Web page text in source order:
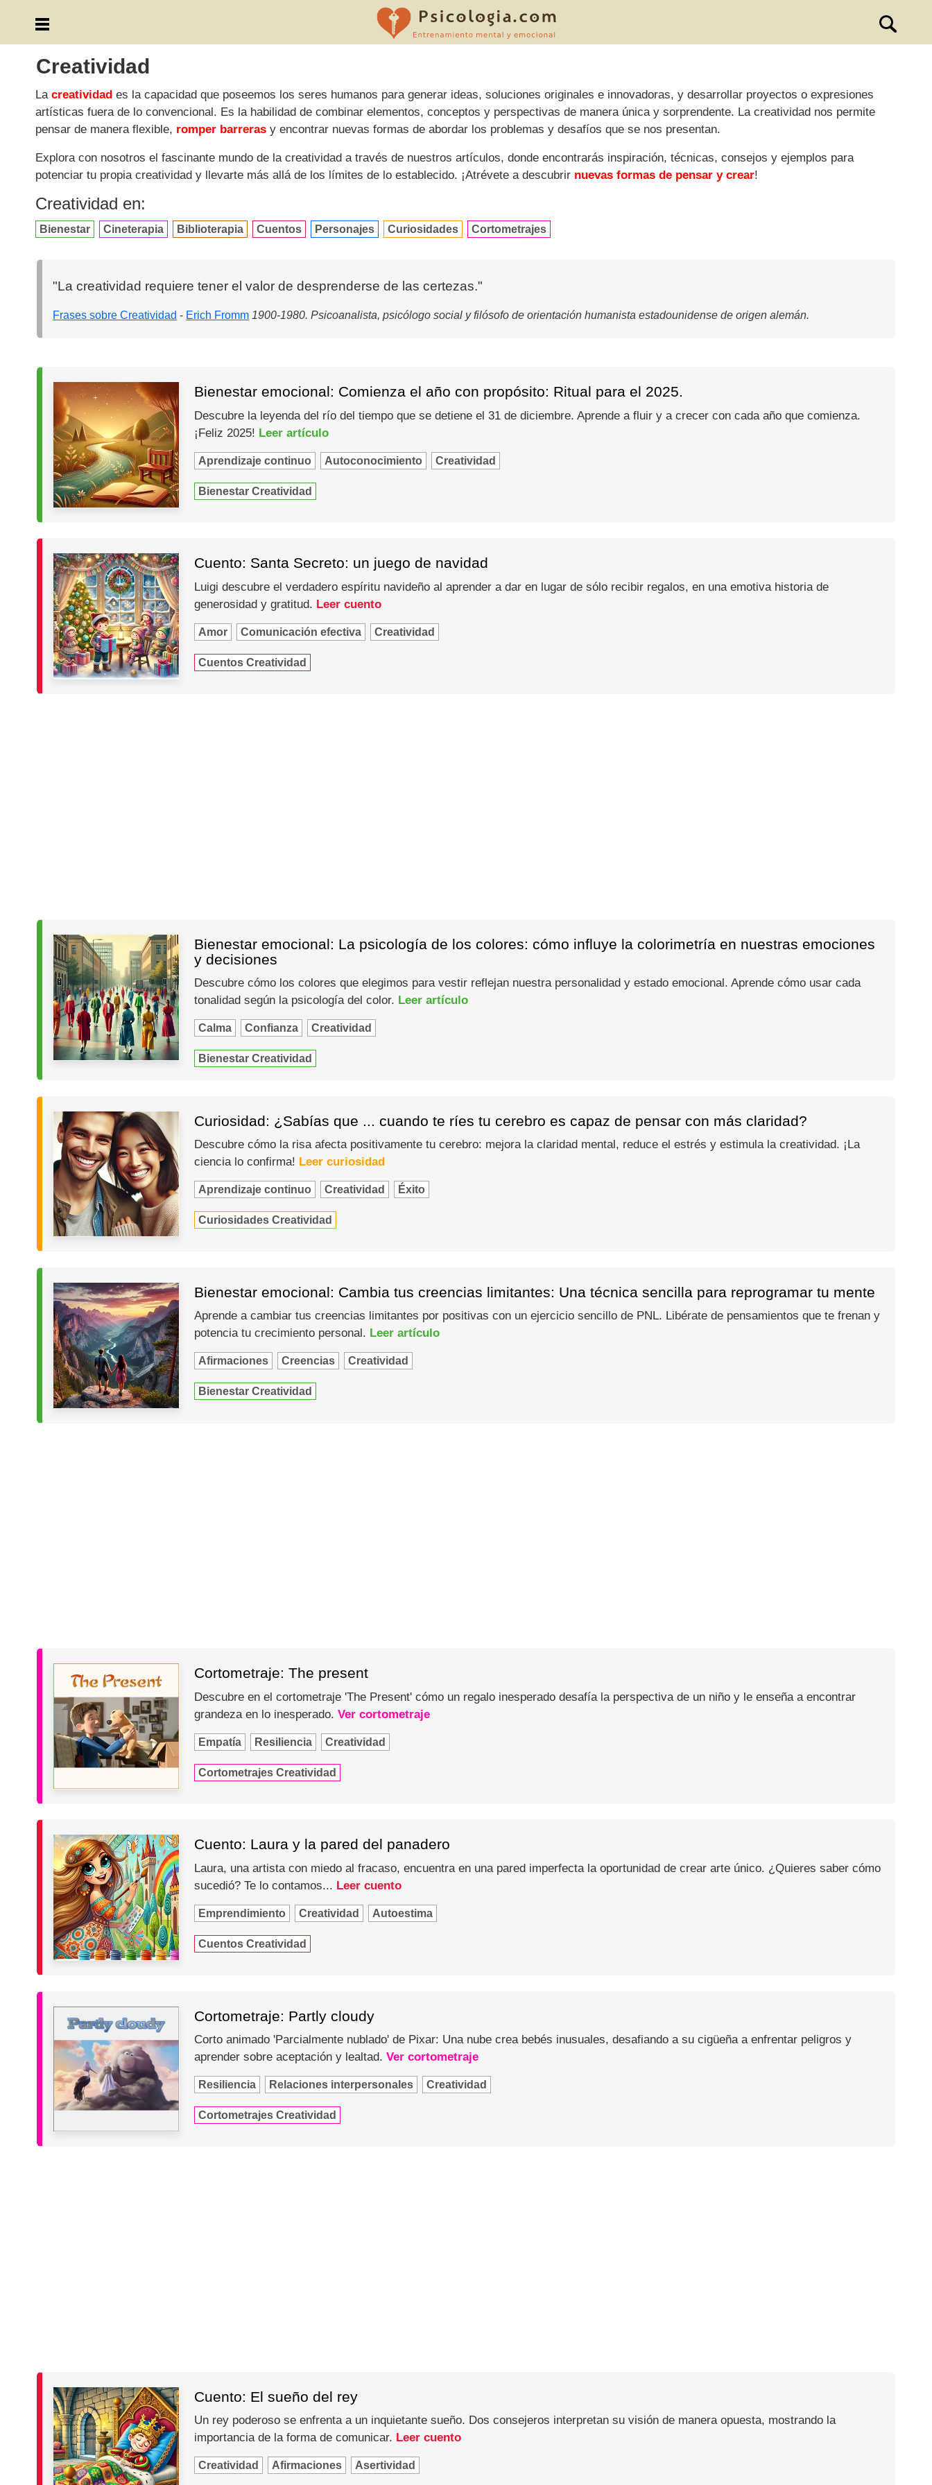
Creatividad
Lacreatividad es la capacidad que poseemos los seres humanos para generar ideas, soluciones originales e innovadoras, y desarrollar proyectos o expresiones
artísticas fuera de lo convencional. Es la habilidad de combinar elementos, conceptos y perspectivas de manera única y sorprendente. La creatividad nos permite
pensar de manera flexible, romper barreras y encontrar nuevas formas de abordar los problemas y desafíos que se nos presentan.
Explora con nosotros el fascinante mundo de la creatividad a través de nuestros artículos, donde encontrarás inspiración, técnicas, consejos y ejemplos para
potenciar tu propia creatividad y llevarte más allá de los límites de lo establecido. ¡Atrévete a descubrir nuevas formas de pensar y crear!
Creatividad en:
Bienestar Cineterapia Biblioterapia Cuentos Personajes Curiosidades Cortometrajes
"La creatividad requiere tener el valor de desprenderse de las certezas."
Frases sobre Creatividad - Erich Fromm 1900-1980. Psicoanalista, psicólogo social y filósofo de orientación humanista estadounidense de origen alemán.
Bienestar emocional: Comienza el año con propósito: Ritual para el 2025.
Descubre la leyenda del río del tiempo que se detiene el 31 de diciembre. Aprende a fluir y a crecer con cada año que comienza.
¡Feliz 2025! Leer artículo
Aprendizaje continuo Autoconocimiento Creatividad
Bienestar Creatividad
Cuento: Santa Secreto: un juego de navidad
Luigi descubre el verdadero espíritu navideño al aprender a dar en lugar de sólo recibir regalos, en una emotiva historia de
generosidad y gratitud. Leer cuento
Amor Comunicación efectiva Creatividad
Cuentos Creatividad
Bienestar emocional: La psicología de los colores: cómo influye la colorimetría en nuestras emociones
y decisiones
Descubre cómo los colores que elegimos para vestir reflejan nuestra personalidad y estado emocional. Aprende cómo usar cada
tonalidad según la psicología del color. Leer artículo
Calma Confianza Creatividad
Bienestar Creatividad
Curiosidad: ¿Sabías que ... cuando te ríes tu cerebro es capaz de pensar con más claridad?
Descubre cómo la risa afecta positivamente tu cerebro: mejora la claridad mental, reduce el estrés y estimula la creatividad. ¡La
ciencia lo confirma! Leer curiosidad
Aprendizaje continuo Creatividad Éxito
Curiosidades Creatividad
Bienestar emocional: Cambia tus creencias limitantes: Una técnica sencilla para reprogramar tu mente
Aprende a cambiar tus creencias limitantes por positivas con un ejercicio sencillo de PNL. Libérate de pensamientos que te frenan y
potencia tu crecimiento personal. Leer artículo
Afirmaciones Creencias Creatividad
Bienestar Creatividad
Cortometraje: The present
Descubre en el cortometraje 'The Present' cómo un regalo inesperado desafía la perspectiva de un niño y le enseña a encontrar
grandeza en lo inesperado. Ver cortometraje
Empatía Resiliencia Creatividad
Cortometrajes Creatividad
Cuento: Laura y la pared del panadero
Laura, una artista con miedo al fracaso, encuentra en una pared imperfecta la oportunidad de crear arte único. ¿Quieres saber cómo
sucedió? Te lo contamos... Leer cuento
Emprendimiento Creatividad Autoestima
Cuentos Creatividad
Cortometraje: Partly cloudy
Corto animado 'Parcialmente nublado' de Pixar: Una nube crea bebés inusuales, desafiando a su cigüeña a enfrentar peligros y
aprender sobre aceptación y lealtad. Ver cortometraje
Resiliencia Relaciones interpersonales Creatividad
Cortometrajes Creatividad
Cuento: El sueño del rey
Un rey poderoso se enfrenta a un inquietante sueño. Dos consejeros interpretan su visión de manera opuesta, mostrando la
importancia de la forma de comunicar. Leer cuento
Creatividad Afirmaciones Asertividad